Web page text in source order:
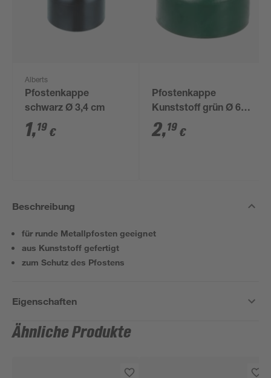
Alberts
Pfostenkappe
schwarz Ø 3,4 cm
1,19 €
Pfostenkappe
Kunststoff grün Ø 60
mm
2,19 €
Beschreibung
für runde Metallpfosten geeignet
aus Kunststoff gefertigt
zum Schutz des Pfostens
Eigenschaften
Ähnliche Produkte